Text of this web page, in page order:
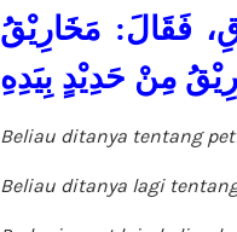
فَقَالَ: مَخَارِيْقُ
Beliau ditanya tentang
Beliau ditanya lagi